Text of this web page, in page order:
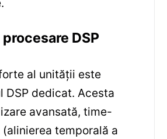
DSP
al unității este
DSP dedicat. Acesta
avansată, time-
temporală a